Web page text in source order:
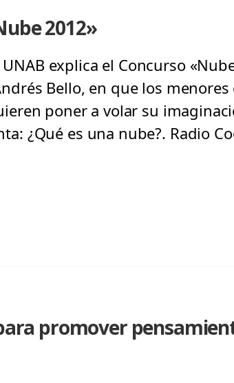
2012»
explica el Concurso
Bello, en que los
poner a volar su
¿Qué es una nube?. Radio
promover